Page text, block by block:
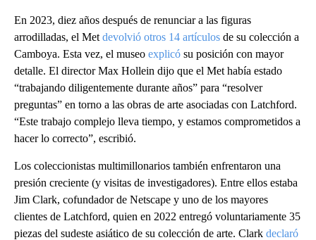
En 2023, diez años después de renunciar a las figuras
arrodilladas, el Met devolvió otros 14 artículos de su colección a
Camboya. Esta vez, el museo explicó su posición con mayor
detalle. El director Max Hollein dijo que el Met había estado
“trabajando diligentemente durante años” para “resolver
preguntas” en torno a las obras de arte asociadas con Latchford.
“Este trabajo complejo lleva tiempo, y estamos comprometidos a
hacer lo correcto”, escribió.
Los coleccionistas multimillonarios también enfrentaron una
presión creciente (y visitas de investigadores). Entre ellos estaba
Jim Clark, cofundador de Netscape y uno de los mayores
clientes de Latchford, quien en 2022 entregó voluntariamente 35
piezas del sudeste asiático de su colección de arte. Clark declaró